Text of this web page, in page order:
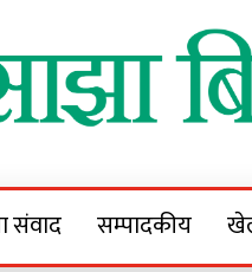
संवाद सम्पादकीय